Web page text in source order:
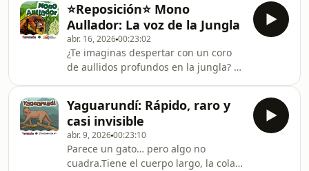
es como las demás.En este episodio
descubrimos cómo vive, cómo se
reproduce y por qué a veces aparecen
por montones.⚛️ Únete a &quot;⁠⁠⁠⁠⁠⁠⁠⁠⁠⁠⁠⁠⁠⁠⁠⁠⁠⁠⁠⁠⁠⁠El
Club de los Curiosos⁠⁠⁠⁠⁠⁠⁠⁠⁠⁠⁠⁠⁠⁠⁠⁠⁠⁠⁠⁠⁠⁠&quot;📱 Envía
las preguntas de tus peques: ⁠⁠⁠⁠⁠⁠⁠⁠⁠⁠⁠⁠⁠⁠⁠⁠⁠⁠⁠⁠⁠⁠⁠⁠⁠
⭐Reposición⭐ Mono
Aullador: La voz de la Jungla
abr. 16, 202600:23:02
¿Te imaginas despertar con un coro
de aullidos profundos en la jungla? 🌄
de América del Sur. 🚀 ¡Acompañamos
a Melissa, una bióloga apasionada,
para conocer sus secretos, su
poderoso sonido y el porqué de su
colorido pelaje! 🔊🦧 ¡Prepárate para
Yaguarundí: Rápido, raro y
casi invisible
abr. 9, 202600:23:10
Parece un gato… pero algo no
cuadra.Tiene el cuerpo largo, la cola